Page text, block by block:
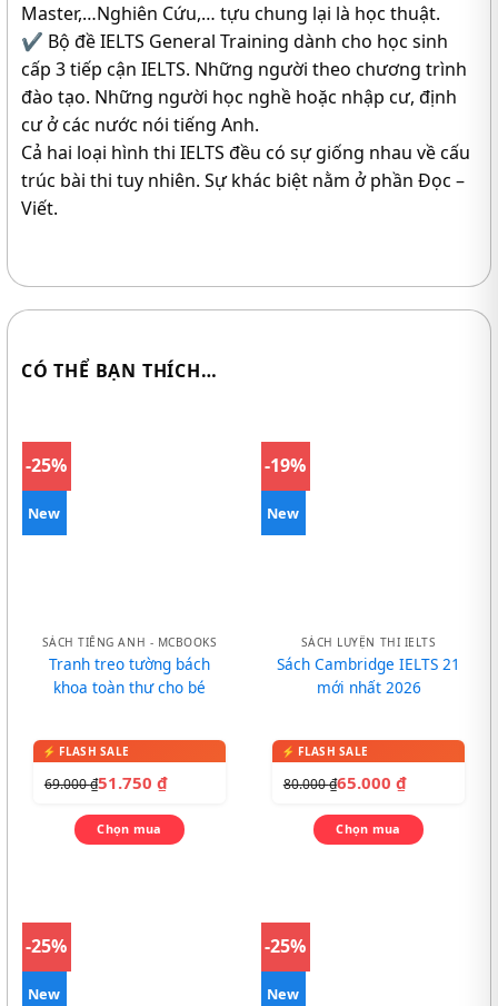
Master,…Nghiên Cứu,… tựu chung lại là học thuật.
✔️ Bộ đề IELTS General Training dành cho học sinh
cấp 3 tiếp cận IELTS. Những người theo chương trình
đào tạo. Những người học nghề hoặc nhập cư, định
cư ở các nước nói tiếng Anh.
Cả hai loại hình thi IELTS đều có sự giống nhau về cấu
trúc bài thi tuy nhiên. Sự khác biệt nằm ở phần Đọc –
Viết.
CÓ THỂ BẠN THÍCH…
-25%
New
SÁCH TIẾNG ANH - MCBOOKS
Tranh treo tường bách
khoa toàn thư cho bé
69.000₫51.750 ₫
Chọn mua
-19%
New
SÁCH LUYỆN THI IELTS
Sách Cambridge IELTS 21
mới nhất 2026
80.000₫65.000 ₫
Chọn mua
-25%
New
-25%
New